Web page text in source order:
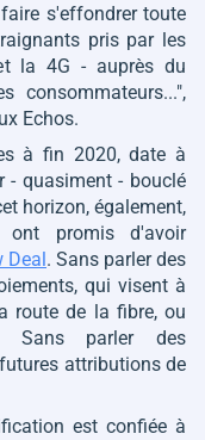
s'effondrer toute
pris par les
la 4G - auprès du
consommateurs...",
Echos.
à fin 2020, date à
- quasiment - bouclé
horizon, également,
ont promis d'avoir
Deal. Sans parler des
qui visent à
route de la fibre, ou
Sans parler des
attributions de
est confiée à